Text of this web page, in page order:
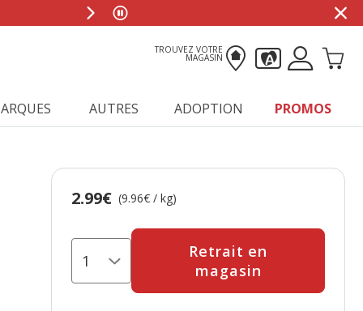
TROUVEZ VOTRE
MAGASIN
AUTRES ADOPTION PROMOS
Prix 2.99€, 9.96 EUR par kg
2.99€ (9.96€ / kg)
Retrait en
magasin